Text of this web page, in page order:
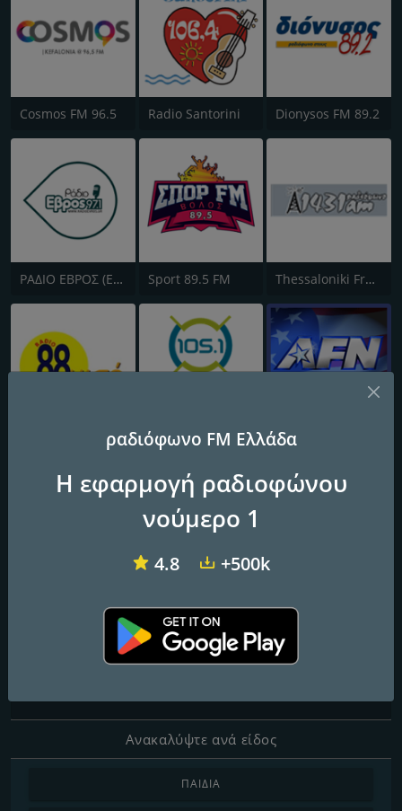
Cosmos FM 96.5 Radio Santorini Dionysos FM 89.2
ΡΑΔΙΟ ΕΒΡΟΣ (Evros) Sport 89.5 FM Thessaloniki Free Radio 1431
Mousiko Kanali
TOP FM 102.4
http://topfm1024.gr
2241068585
Ανακαλύψτε ανά είδος
ΠΑΙΔΙΆ
ραδιόφωνο FM Ελλάδα
Η εφαρμογή ραδιοφώνου
νούμερο 1
4.8 +500k